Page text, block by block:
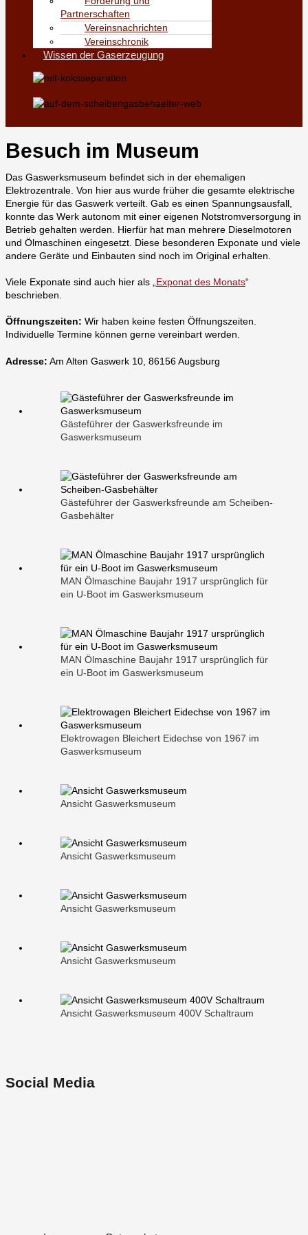
Partnerschaften
Vereinsnachrichten
Vereinschronik
Wissen der Gaserzeugung
Besuch im Museum
Das Gaswerksmuseum befindet sich in der ehemaligen
Elektrozentrale. Von hier aus wurde früher die gesamte elektrische
Energie für das Gaswerk verteilt. Gab es einen Spannungsausfall,
konnte das Werk autonom mit einer eigenen Notstromversorgung in
Betrieb gehalten werden. Hierfür hat man mehrere Dieselmotoren
und Ölmaschinen eingesetzt. Diese besonderen Exponate und viele
andere Geräte und Einbauten sind noch im Original erhalten.
Viele Exponate sind auch hier als „ Exponat des Monats“
beschrieben.
Öffnungszeiten: Wir haben keine festen Öffnungszeiten.
Individuelle Termine können gerne vereinbart werden.
Adresse: Am Alten Gaswerk 10, 86156 Augsburg
Gästeführer der Gaswerksfreunde im
Gaswerksmuseum
Gästeführer der Gaswerksfreunde am Scheiben-
Gasbehälter
MAN Ölmaschine Baujahr 1917 ursprünglich für
ein U-Boot im Gaswerksmuseum
MAN Ölmaschine Baujahr 1917 ursprünglich für
ein U-Boot im Gaswerksmuseum
Elektrowagen Bleichert Eidechse von 1967 im
Gaswerksmuseum
Ansicht Gaswerksmuseum
Ansicht Gaswerksmuseum
Ansicht Gaswerksmuseum
Ansicht Gaswerksmuseum
Ansicht Gaswerksmuseum 400V Schaltraum
Social Media